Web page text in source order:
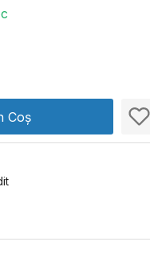
Coș